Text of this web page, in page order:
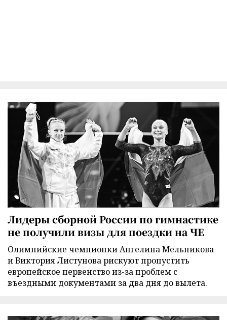
Лидеры сборной России по гимнастике
не получили визы для поездки на ЧЕ
Олимпийские чемпионки Ангелина Мельникова
и Виктория Листунова рискуют пропустить
европейское первенство из-за проблем с
въездными документами за два дня до вылета.